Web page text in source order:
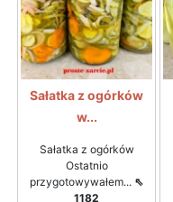
Sałatka z ogórków
w...
Sałatka z ogórków
Ostatnio
przygotowywałem... ⇖
1182